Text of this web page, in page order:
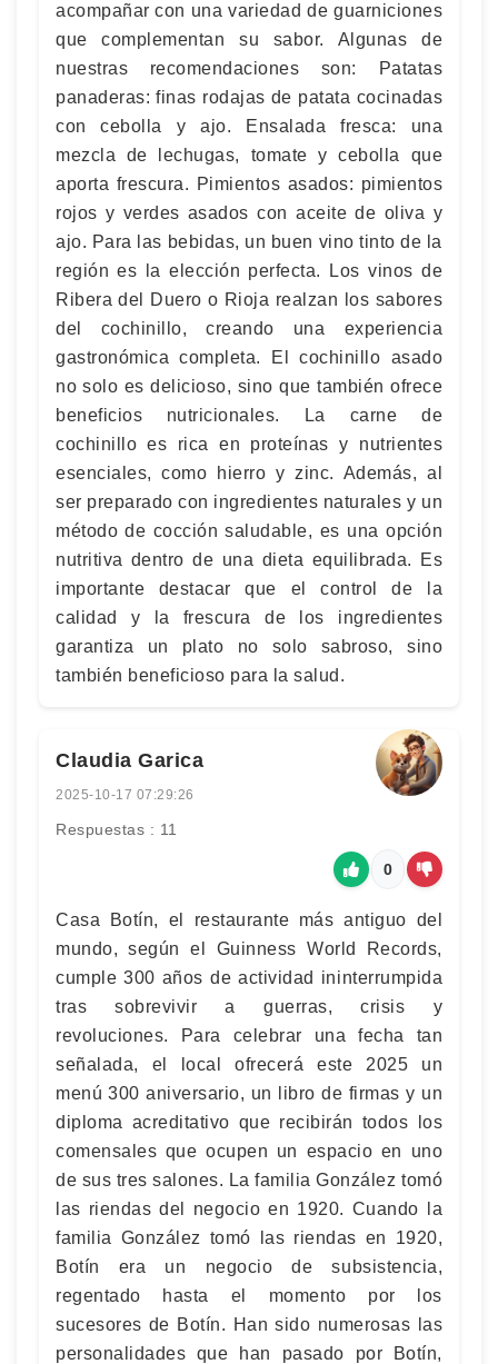
acompañar con una variedad de guarniciones
que complementan su sabor. Algunas de
nuestras recomendaciones son: Patatas
panaderas: finas rodajas de patata cocinadas
con cebolla y ajo. Ensalada fresca: una
mezcla de lechugas, tomate y cebolla que
aporta frescura. Pimientos asados: pimientos
rojos y verdes asados con aceite de oliva y
ajo. Para las bebidas, un buen vino tinto de la
región es la elección perfecta. Los vinos de
Ribera del Duero o Rioja realzan los sabores
del cochinillo, creando una experiencia
gastronómica completa. El cochinillo asado
no solo es delicioso, sino que también ofrece
beneficios nutricionales. La carne de
cochinillo es rica en proteínas y nutrientes
esenciales, como hierro y zinc. Además, al
ser preparado con ingredientes naturales y un
método de cocción saludable, es una opción
nutritiva dentro de una dieta equilibrada. Es
importante destacar que el control de la
calidad y la frescura de los ingredientes
garantiza un plato no solo sabroso, sino
también beneficioso para la salud.
Claudia Garica
2025-10-17 07:29:26
Respuestas : 11
0
Casa Botín, el restaurante más antiguo del
mundo, según el Guinness World Records,
cumple 300 años de actividad ininterrumpida
tras sobrevivir a guerras, crisis y
revoluciones. Para celebrar una fecha tan
señalada, el local ofrecerá este 2025 un
menú 300 aniversario, un libro de firmas y un
diploma acreditativo que recibirán todos los
comensales que ocupen un espacio en uno
de sus tres salones. La familia González tomó
las riendas del negocio en 1920. Cuando la
familia González tomó las riendas en 1920,
Botín era un negocio de subsistencia,
regentado hasta el momento por los
sucesores de Botín. Han sido numerosas las
personalidades que han pasado por Botín,